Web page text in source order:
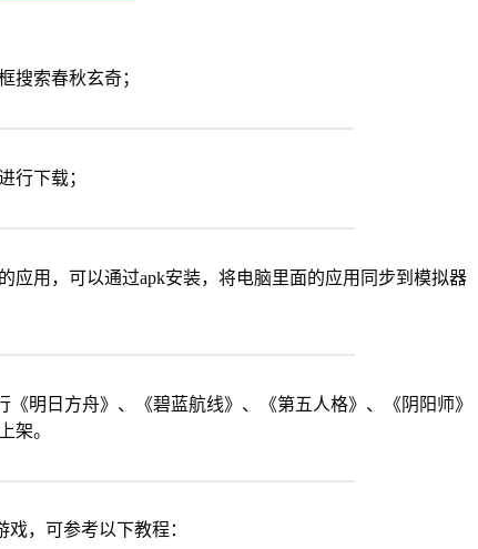
搜索春秋玄奇；
行下载；
应用，可以通过apk安装，将电脑里面的应用同步到模拟器
明日方舟》、《碧蓝航线》、《第五人格》、《阴阳师》
架。
，可参考以下教程：